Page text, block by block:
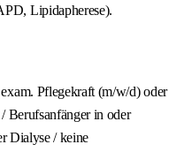
Lipidapherese).
Pflegekraft (m/w/d) oder
Berufsanfänger in oder
Dialyse / keine